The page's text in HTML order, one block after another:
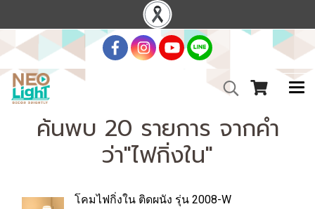
ค้นพบ 20 รายการ จากคำ
ว่า"ไฟกิ่งใน"
โคมไฟกิ่งใน ติดผนัง รุ่น 2008-W